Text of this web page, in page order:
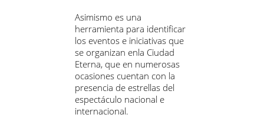
Asimismo es una
herramienta para identificar
los eventos e iniciativas que
se organizan enla Ciudad
Eterna, que en numerosas
ocasiones cuentan con la
presencia de estrellas del
espectáculo nacional e
internacional.